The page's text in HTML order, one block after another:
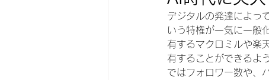
デジタルの発達によっ
いう特権が一気に一般
有するマクロミルや楽
有することができるよ
ではフォロワー数や、